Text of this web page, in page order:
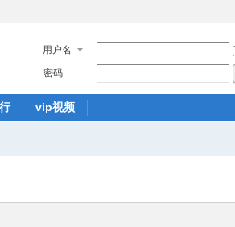
用户名
密码
vip视频